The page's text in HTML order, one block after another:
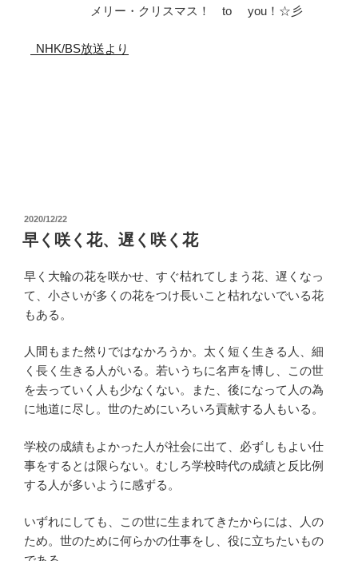
メリー・クリスマス！ to you！☆彡
NHK/BS放送より
投
稿
日:
2020/12/22
早く咲く花、遅く咲く花
早く大輪の花を咲かせ、すぐ枯れてしまう花、遅くなっ
て、小さいが多くの花をつけ長いこと枯れないでいる花
もある。
人間もまた然りではなかろうか。太く短く生きる人、細
く長く生きる人がいる。若いうちに名声を博し、この世
を去っていく人も少なくない。また、後になって人の為
に地道に尽し。世のためにいろいろ貢献する人もいる。
学校の成績もよかった人が社会に出て、必ずしもよい仕
事をするとは限らない。むしろ学校時代の成績と反比例
する人が多いように感ずる。
いずれにしても、この世に生まれてきたからには、人の
ため。世のために何らかの仕事をし、役に立ちたいもの